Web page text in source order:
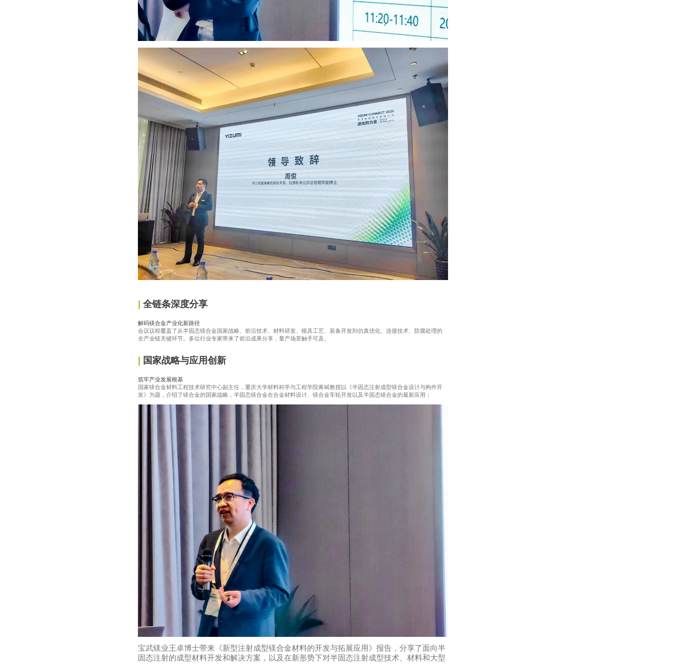
全链条深度分享
解码镁合金产业化新路径
会议议程覆盖了从半固态镁合金国家战略、前沿技术、材料研发、模具工艺、装备开发到仿真优化、连接技术、防腐处理的
全产业链关键环节。多位行业专家带来了前沿成果分享，量产场景触手可及。
国家战略与应用创新
筑牢产业发展根基
国家镁合金材料工程技术研究中心副主任，重庆大学材料科学与工程学院蒋斌教授以《半固态注射成型镁合金设计与构件开
发》为题，介绍了镁合金的国家战略，半固态镁合金在合金材料设计、镁合金车轮开发以及半固态镁合金的最新应用；
宝武镁业王卓博士带来《新型注射成型镁合金材料的开发与拓展应用》报告，分享了面向半
固态注射的成型材料开发和解决方案，以及在新形势下对半固态注射成型技术、材料和大型